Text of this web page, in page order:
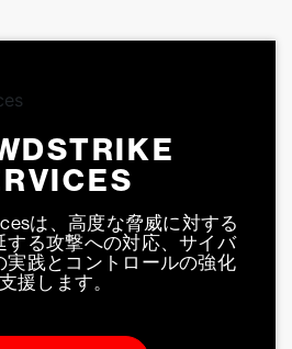
は、高度な脅威に対する
する攻撃への対応、サイバ
実践とコントロールの強化
援します。